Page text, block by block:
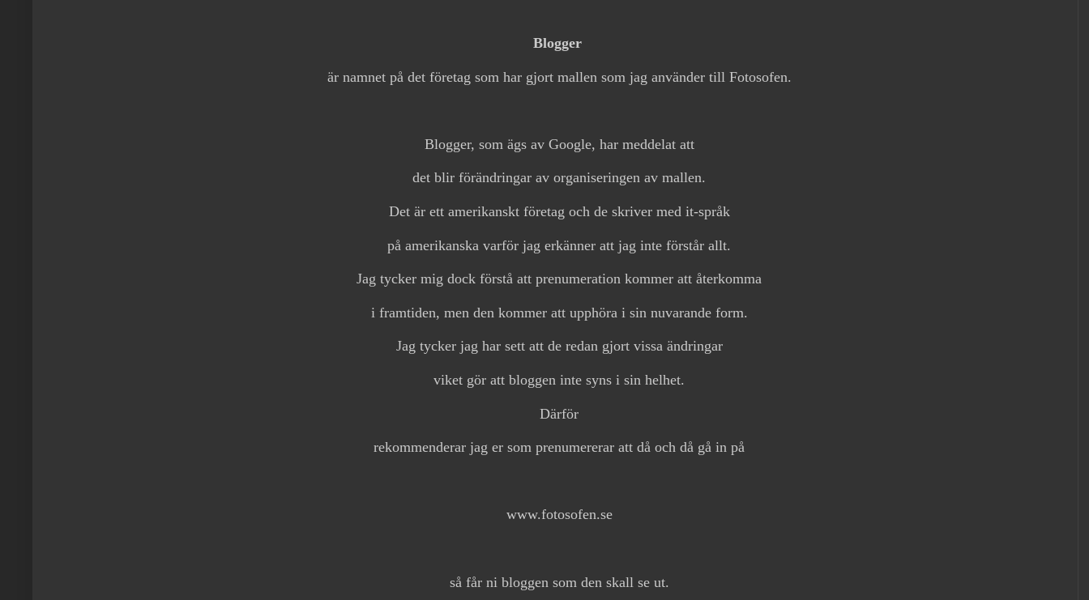
Blogger
är namnet på det företag som har gjort mallen som jag använder till Fotosofen.
Blogger, som ägs av Google, har meddelat att
det blir förändringar av organiseringen av mallen.
Det är ett amerikanskt företag och de skriver med it-språk
på amerikanska varför jag erkänner att jag inte förstår allt.
Jag tycker mig dock förstå att prenumeration kommer att återkomma
i framtiden, men den kommer att upphöra i sin nuvarande form.
Jag tycker jag har sett att de redan gjort vissa ändringar
viket gör att bloggen inte syns i sin helhet.
Därför
rekommenderar jag er som prenumererar att då och då gå in på
www.fotosofen.se
så får ni bloggen som den skall se ut.